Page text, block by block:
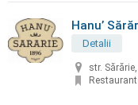
Hanu’
Detalii
str.
Restaurant